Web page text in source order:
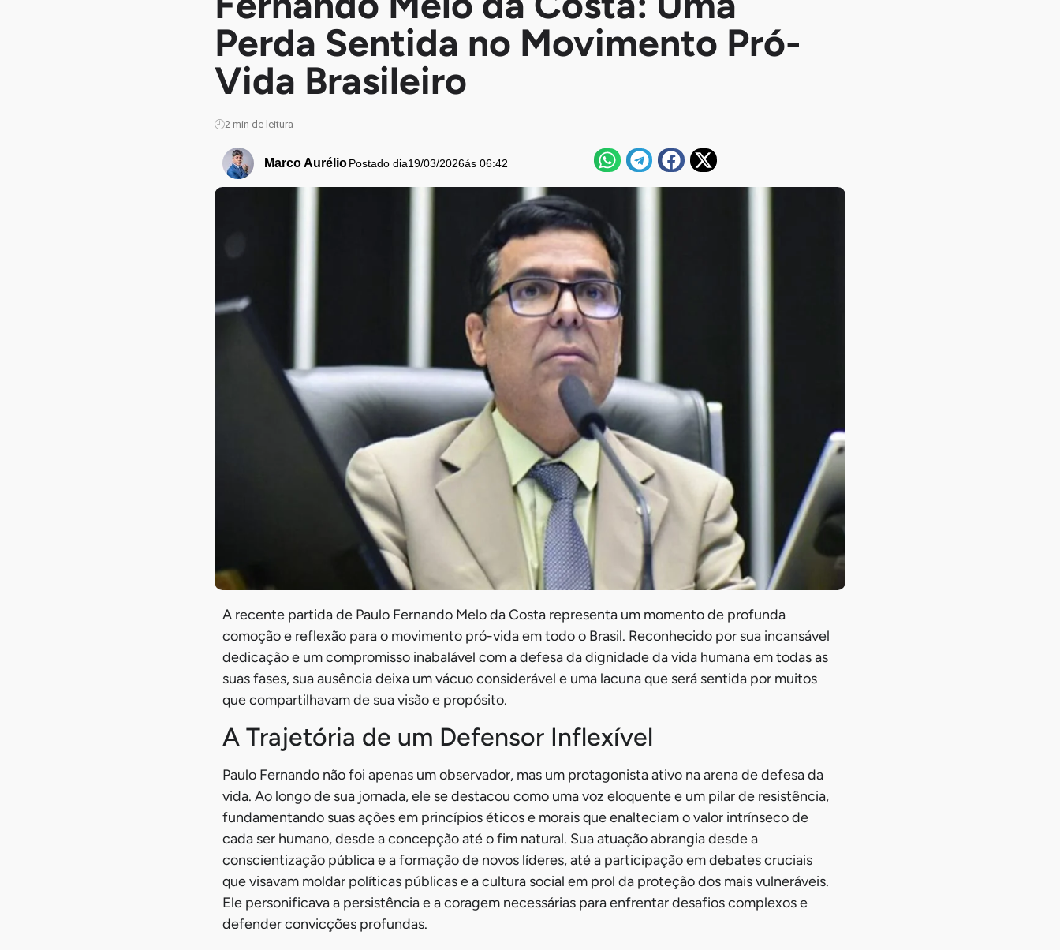
Perda Sentida no Movimento Pró-
Vida Brasileiro
2 min de leitura
Marco Aurélio Postado dia19/03/2026ás 06:42
A recente partida de Paulo Fernando Melo da Costa representa um momento de profunda
comoção e reflexão para o movimento pró-vida em todo o Brasil. Reconhecido por sua incansável
dedicação e um compromisso inabalável com a defesa da dignidade da vida humana em todas as
suas fases, sua ausência deixa um vácuo considerável e uma lacuna que será sentida por muitos
que compartilhavam de sua visão e propósito.
A Trajetória de um Defensor Inflexível
Paulo Fernando não foi apenas um observador, mas um protagonista ativo na arena de defesa da
vida. Ao longo de sua jornada, ele se destacou como uma voz eloquente e um pilar de resistência,
fundamentando suas ações em princípios éticos e morais que enalteciam o valor intrínseco de
cada ser humano, desde a concepção até o fim natural. Sua atuação abrangia desde a
conscientização pública e a formação de novos líderes, até a participação em debates cruciais
que visavam moldar políticas públicas e a cultura social em prol da proteção dos mais vulneráveis.
Ele personificava a persistência e a coragem necessárias para enfrentar desafios complexos e
defender convicções profundas.